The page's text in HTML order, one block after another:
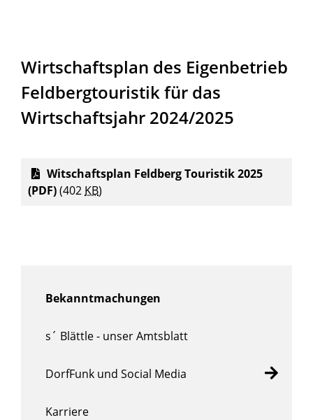
Wirtschaftsplan des Eigenbetrieb
Feldbergtouristik für das
Wirtschaftsjahr 2024/2025
Witschaftsplan Feldberg Touristik 2025
(PDF)(402 KB)
Bekanntmachungen
s´ Blättle - unser Amtsblatt
DorfFunk und Social Media
Karriere